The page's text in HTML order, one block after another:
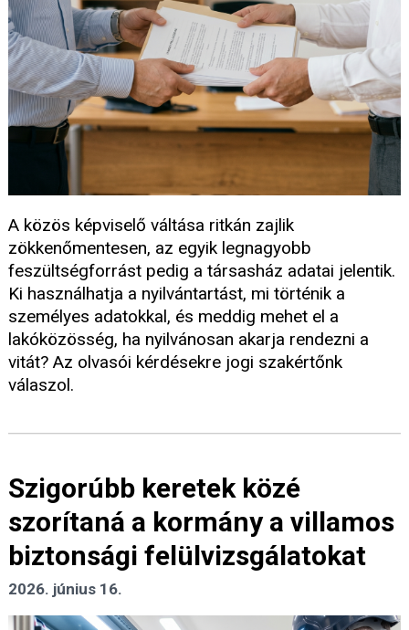
A közös képviselő váltása ritkán zajlik
zökkenőmentesen, az egyik legnagyobb
feszültségforrást pedig a társasház adatai jelentik.
Ki használhatja a nyilvántartást, mi történik a
személyes adatokkal, és meddig mehet el a
lakóközösség, ha nyilvánosan akarja rendezni a
vitát? Az olvasói kérdésekre jogi szakértőnk
válaszol.
Szigorúbb keretek közé
szorítaná a kormány a villamos
biztonsági felülvizsgálatokat
2026. június 16.